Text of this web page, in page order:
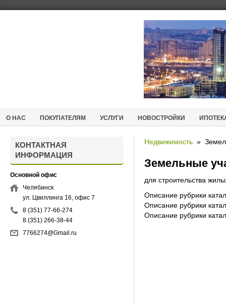
О НАС ПОКУПАТЕЛЯМ УСЛУГИ НОВОСТРОЙКИ
КОНТАКТНАЯ
ИНФОРМАЦИЯ
Основной офис
Челябинск
ул. Цвиллинга 16, офис 7
8 (351) 77-66-274
8 (351) 266-38-44
7766274@Gmail.ru
Недвижимость »
Земельные
для строительства
Описание рубрики
Описание рубрики
Описание рубрики